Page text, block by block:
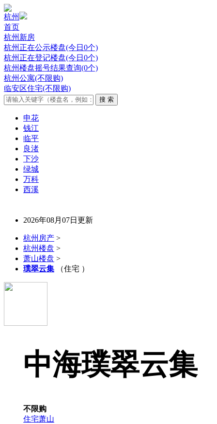
杭州
首页
杭州新房
杭州正在公示楼盘(今日0个)
杭州正在登记楼盘(今日0个)
杭州楼盘摇号结果查询(0个)
杭州公寓(不限购)
临安区住宅(不限购)
申花
钱江
临平
良渚
下沙
绿城
万科
西溪
2026年08月07日更新
杭州房产 >
杭州楼盘 >
萧山楼盘 >
璞翠云集 （住宅 ）
中海璞翠云集
不限购
住宅萧山